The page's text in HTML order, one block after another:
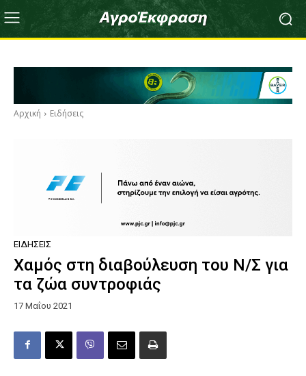
Αρχική Ειδήσεις
ΕΙΔΉΣΕΙΣ
Χαμός στη διαβούλευση του Ν/Σ για
τα ζώα συντροφιάς
17 Μαΐου 2021